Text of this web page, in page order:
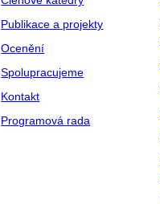
Publikace a projekty
Ocenění
Spolupracujeme
Kontakt
Programová rada